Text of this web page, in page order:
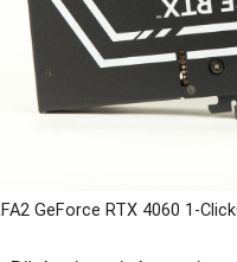
GeForce RTX 4060 1-